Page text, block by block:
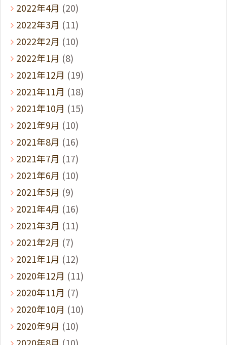
2022年4月 (20)
2022年3月 (11)
2022年2月 (10)
2022年1月 (8)
2021年12月 (19)
2021年11月 (18)
2021年10月 (15)
2021年9月 (10)
2021年8月 (16)
2021年7月 (17)
2021年6月 (10)
2021年5月 (9)
2021年4月 (16)
2021年3月 (11)
2021年2月 (7)
2021年1月 (12)
2020年12月 (11)
2020年11月 (7)
2020年10月 (10)
2020年9月 (10)
2020年8月 (10)